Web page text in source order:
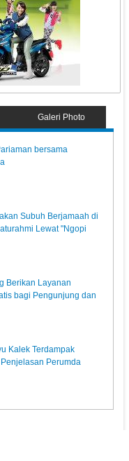
Galeri Photo
bersama
Subuh Berjamaah di
Lewat "Ngopi
Berikan Layanan
bagi Pengunjung dan
Kalek Terdampak
Perumda